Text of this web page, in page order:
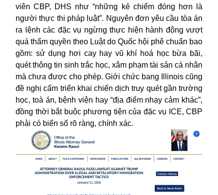
viên CBP, DHS như “những kẻ chiếm đóng hơn là
người thực thi pháp luật”. Nguyên đơn yêu cầu tòa án
ra lệnh các đặc vụ ngừng thực hiện hành động vượt
quá thẩm quyền theo Luật do Quốc hội phê chuẩn bao
gồm: sử dụng hơi cay hay vũ khí hoá học bừa bãi,
quét thông tin sinh trắc học, xâm phạm tài sản cá nhân
mà chưa được cho phép. Giới chức bang Illinois cũng
đề nghị cấm triển khai chiến dịch truy quét gần trường
học, toà án, bệnh viện hay “địa điểm nhạy cảm khác”,
đồng thời bắt buộc phương tiện của đặc vụ ICE, CBP
phải có biển số rõ ràng, chính xác.